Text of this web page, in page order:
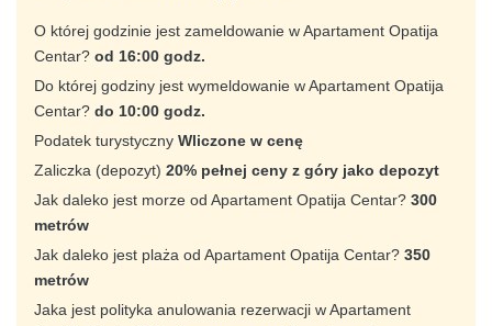
O której godzinie jest zameldowanie w Apartament Opatija
Centar? od 16:00 godz.
Do której godziny jest wymeldowanie w Apartament Opatija
Centar? do 10:00 godz.
Podatek turystyczny Wliczone w cenę
Zaliczka (depozyt) 20% pełnej ceny z góry jako depozyt
Jak daleko jest morze od Apartament Opatija Centar? 300
metrów
Jak daleko jest plaża od Apartament Opatija Centar? 350
metrów
Jaka jest polityka anulowania rezerwacji w Apartament